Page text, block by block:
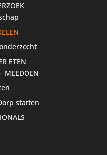
ETEN
MEEDOEN
starten